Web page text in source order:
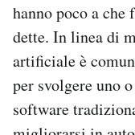
hanno poco a
dette. In linea di
artificiale è
per svolgere uno
software